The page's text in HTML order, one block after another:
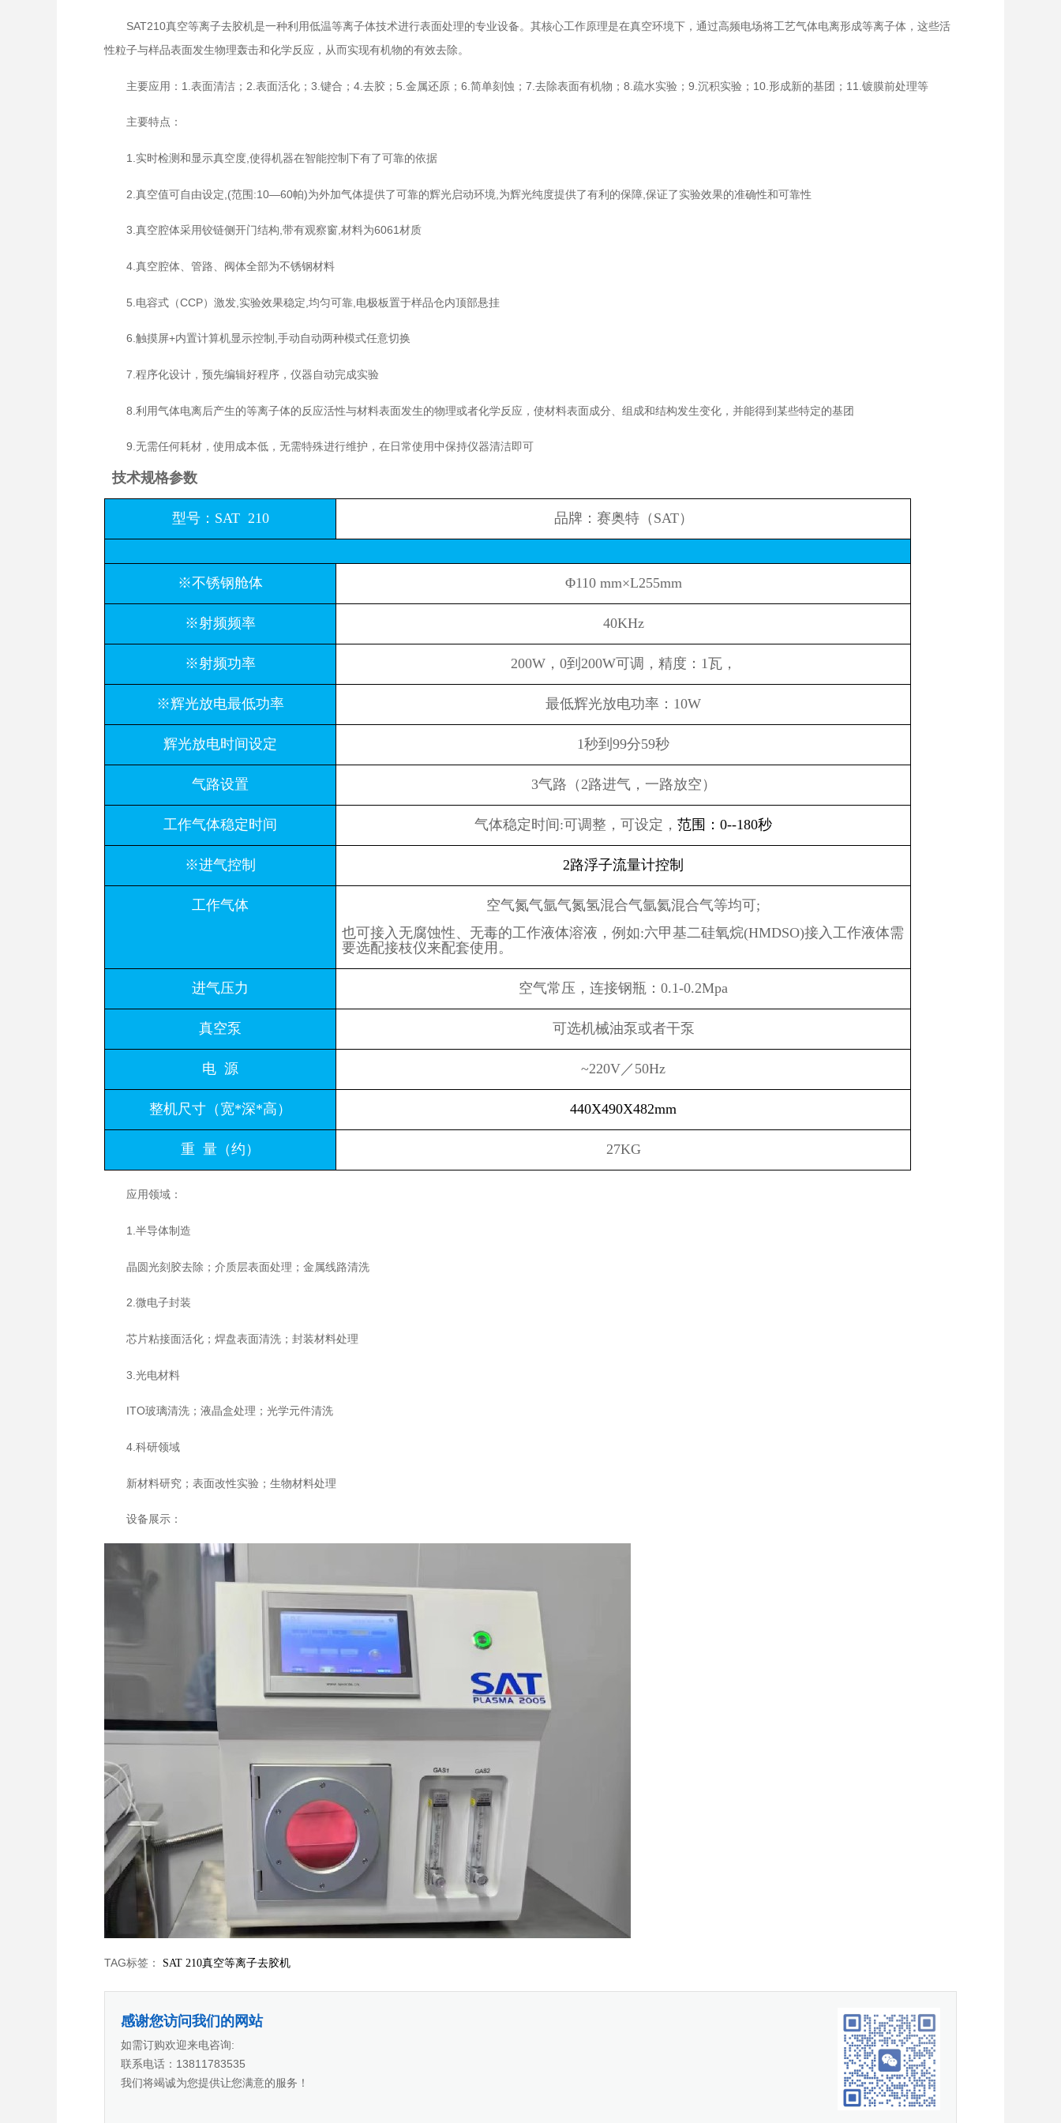
SAT210真空等离子去胶机是一种利用低温等离子体技术进行表面处理的专业设备。其核心工作原理是在真空环境下，通过高频电场将工艺气体电离形成等离子体，这些活
性粒子与样品表面发生物理轰击和化学反应，从而实现有机物的有效去除。
主要应用：1.表面清洁；2.表面活化；3.键合；4.去胶；5.金属还原；6.简单刻蚀；7.去除表面有机物；8.疏水实验；9.沉积实验；10.形成新的基团；11.镀膜前处理等
主要特点：
1.实时检测和显示真空度,使得机器在智能控制下有了可靠的依据
2.真空值可自由设定,(范围:10—60帕)为外加气体提供了可靠的辉光启动环境,为辉光纯度提供了有利的保障,保证了实验效果的准确性和可靠性
3.真空腔体采用铰链侧开门结构,带有观察窗,材料为6061材质
4.真空腔体、管路、阀体全部为不锈钢材料
5.电容式（CCP）激发,实验效果稳定,均匀可靠,电极板置于样品仓内顶部悬挂
6.触摸屏+内置计算机显示控制,手动自动两种模式任意切换
7.程序化设计，预先编辑好程序，仪器自动完成实验
8.利用气体电离后产生的等离子体的反应活性与材料表面发生的物理或者化学反应，使材料表面成分、组成和结构发生变化，并能得到某些特定的基团
9.无需任何耗材，使用成本低，无需特殊进行维护，在日常使用中保持仪器清洁即可
技术规格参数
型号：SAT 210 品牌：赛奥特（SAT）
※不锈钢舱体 Φ110 mm×L255mm
※射频频率 40KHz
※射频功率 200W，0到200W可调，精度：1瓦，
※辉光放电最低功率 最低辉光放电功率：10W
辉光放电时间设定 1秒到99分59秒
气路设置 3气路（2路进气，一路放空）
工作气体稳定时间 气体稳定时间:可调整，可设定， 范围：0--180秒
※进气控制 2路浮子流量计控制
工作气体
空气氮气氩气氮氢混合气氩氦混合气等均可;
也可接入无腐蚀性、无毒的工作液体溶液，例如:六甲基二硅氧烷(HMDSO)接入工作液体需
要选配接枝仪来配套使用。
进气压力 空气常压，连接钢瓶：0.1-0.2Mpa
真空泵 可选机械油泵或者干泵
电 源 ~220V／50Hz
整机尺寸（宽*深*高） 440X490X482mm
重 量（约） 27KG
应用领域：
1.半导体制造
晶圆光刻胶去除；介质层表面处理；金属线路清洗
2.微电子封装
芯片粘接面活化；焊盘表面清洗；封装材料处理
3.光电材料
ITO玻璃清洗；液晶盒处理；光学元件清洗
4.科研领域
新材料研究；表面改性实验；生物材料处理
设备展示：
TAG标签： SAT 210真空等离子去胶机
感谢您访问我们的网站
如需订购欢迎来电咨询:
联系电话：13811783535
我们将竭诚为您提供让您满意的服务！